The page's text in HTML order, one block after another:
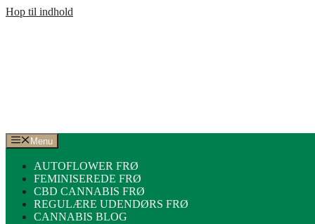
Hop til indhold
Menu
AUTOFLOWER FRØ
FEMINISEREDE FRØ
CBD CANNABIS FRØ
REGULÆRE UDENDØRS FRØ
CANNABIS BLOG